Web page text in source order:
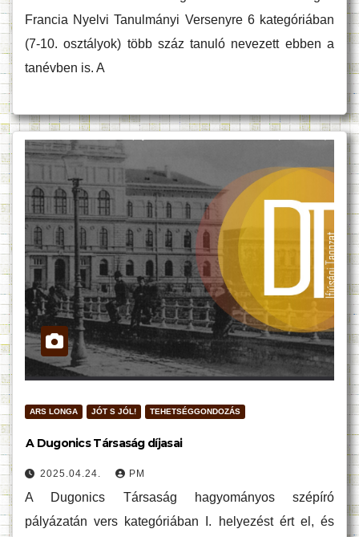
Francia Nyelvi Tanulmányi Versenyre 6 kategóriában
(7-10. osztályok) több száz tanuló nevezett ebben a
tanévben is. A
ARS LONGA JÓT S JÓL! TEHETSÉGGONDOZÁS
A Dugonics Társaság díjasai
2025.04.24. PM
A Dugonics Társaság hagyományos szépíró
pályázatán vers kategóriában I. helyezést ért el, és